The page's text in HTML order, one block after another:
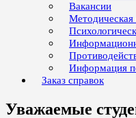
Вакансии
Методическая
Информация
Заказ справок
Уважаемые